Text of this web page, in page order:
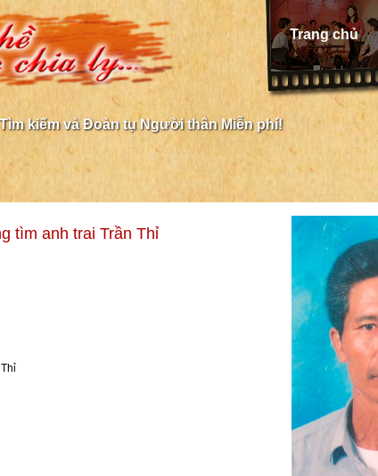
Trang chủ
kiếm và Đoàn tụ Người thân Miễn phí!
tìm anh trai Trần Thỉ